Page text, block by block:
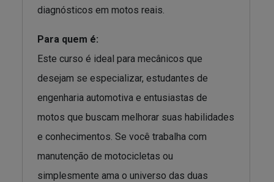
diagnósticos em motos reais.
Para quem é:
Este curso é ideal para mecânicos que
desejam se especializar, estudantes de
engenharia automotiva e entusiastas de
motos que buscam melhorar suas habilidades
e conhecimentos. Se você trabalha com
manutenção de motocicletas ou
simplesmente ama o universo das duas